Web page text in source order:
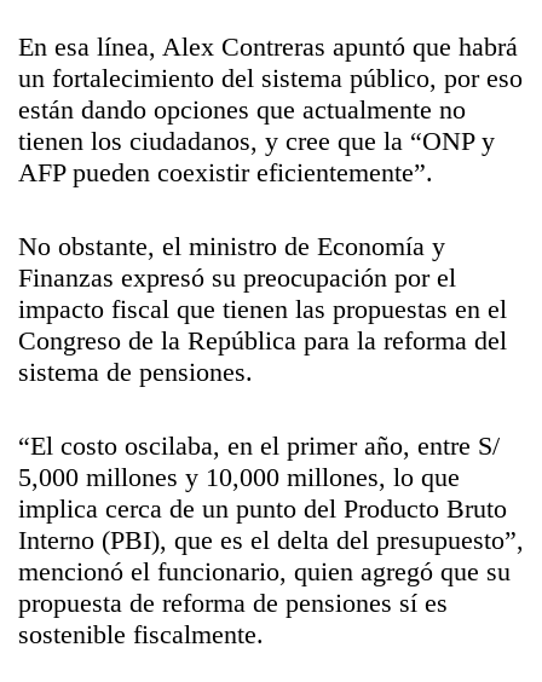
En esa línea, Alex Contreras apuntó que habrá
un fortalecimiento del sistema público, por eso
están dando opciones que actualmente no
tienen los ciudadanos, y cree que la “ONP y
AFP pueden coexistir eficientemente”.
No obstante, el ministro de Economía y
Finanzas expresó su preocupación por el
impacto fiscal que tienen las propuestas en el
Congreso de la República para la reforma del
sistema de pensiones.
“El costo oscilaba, en el primer año, entre S/
5,000 millones y 10,000 millones, lo que
implica cerca de un punto del Producto Bruto
Interno (PBI), que es el delta del presupuesto”,
mencionó el funcionario, quien agregó que su
propuesta de reforma de pensiones sí es
sostenible fiscalmente.